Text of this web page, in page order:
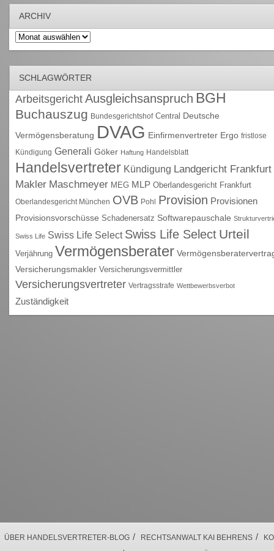
ARCHIV
Archiv
SCHLAGWÖRTER
Arbeitsgericht Ausgleichsanspruch BGH
Buchauszug Bundesgerichtshof Central Deutsche
Vermögensberatung DVAG Einfirmenvertreter Ergo fristlose
Kündigung Generali Göker Haftung Handelsblatt
Handelsvertreter Kündigung Landgericht Frankfurt
Makler Maschmeyer MEG MLP Oberlandesgericht Frankfurt
Oberlandesgericht München OVB Pohl Provision Provisionen
Provisionsvorschüsse Schadenersatz Softwarepauschale
Swiss Life Swiss Life Select Swiss Life Select Urteil
Verjährung Vermögensberater
Versicherungsmakler Versicherungsvermittler
Versicherungsvertreter Vertragsstrafe Wettbewerbsverbot
Zuständigkeit
ÜBER HANDELSVERTRETER-BLOG / RECHTSANWALT KAI BEHRENS /